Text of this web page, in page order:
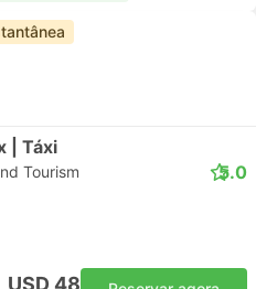
| Táxi
Tourism 5.0
USD 48